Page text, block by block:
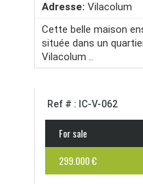
Adresse: Vilacolum
Cette belle maison
située dans un
Vilacolum ..
Ref # : IC-V-062
For sale
299.000 €